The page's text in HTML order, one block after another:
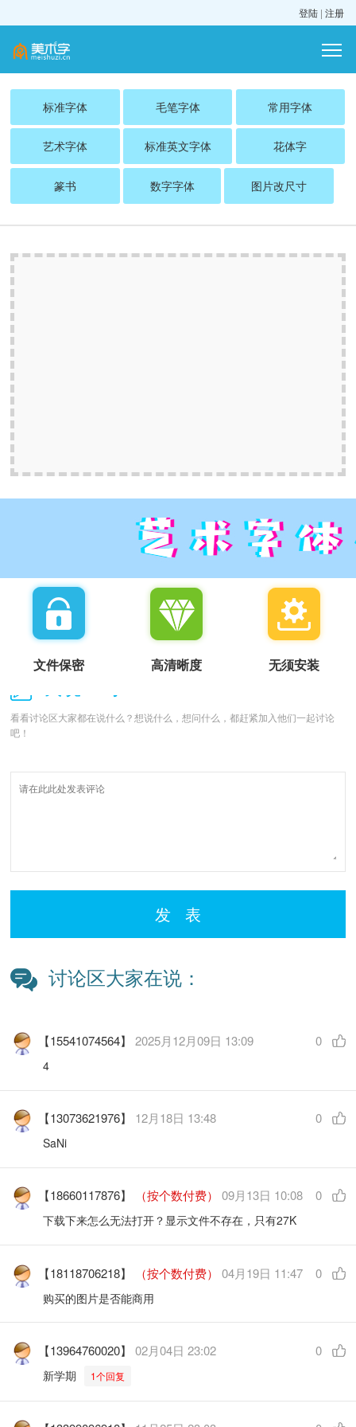
登陆 | 注册
标准字体 毛笔字体 常用字体
艺术字体 标准英文字体 花体字
篆书 数字字体 图片改尺寸
文件保密 高清晰度 无须安装
看看讨论区大家都在说什么？想说什么，想问什么，都赶紧加入他们一起讨论
吧！
发 表
讨论区大家在说：
【15541074564】2025月12月09日 13:09 0
4
【13073621976】 12月18日 13:48 0
SaNi
【18660117876】 （按个数付费） 09月13日 10:08 0
下载下来怎么无法打开？显示文件不存在，只有27K
【18118706218】 （按个数付费） 04月19日 11:47 0
购买的图片是否能商用
【13964760020】02月04日 23:02 0
新学期 1个回复